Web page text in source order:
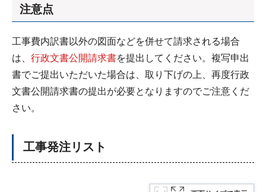
注意点
工事費内訳書以外の図面などを併せて請求される場合
は、 行政文書公開請求書を提出してください。複写申出
書でご提出いただいた場合は、取り下げの上、再度行政
文書公開請求書の提出が必要となりますのでご注意くだ
さい。
工事発注リスト